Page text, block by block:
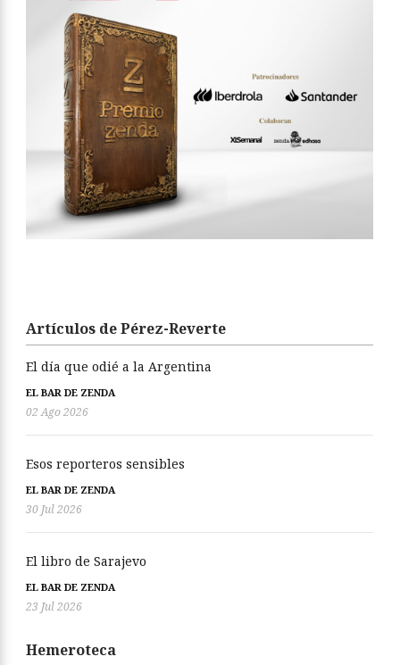
Artículos de Pérez-Reverte
El día que odié a la Argentina
EL BAR DE ZENDA
02 Ago 2026
Esos reporteros sensibles
EL BAR DE ZENDA
30 Jul 2026
El libro de Sarajevo
EL BAR DE ZENDA
23 Jul 2026
Hemeroteca